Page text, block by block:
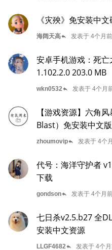
《灾殃》免安装中
海阔天高reply 发表于 4个月前
安卓手机游戏：死
1.102.2.0 203.0 MB
wkn0532reply 发表于 4个月
【游戏资源】六角
Blast）免安装中文
zhoumovipreply 发表于 4个
代号：海洋守护者
下载
gondsonreply 发表于 4个月
七日杀v2.5.b27 全
安装中文资源
LLGF4682reply 发表于 4个